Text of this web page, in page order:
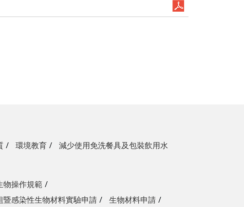
環境教育 減少使用免洗餐具及包裝飲用水
物操作規範
暨感染性生物材料實驗申請
生物材料申請